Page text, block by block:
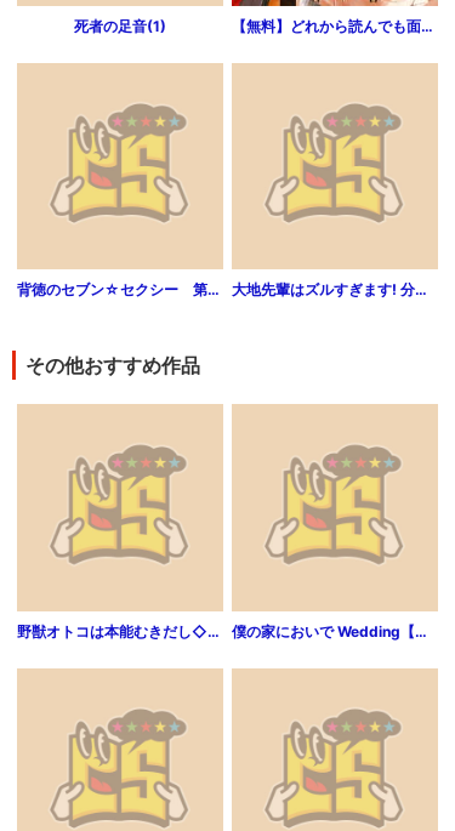
死者の足音(1) 【無料】どれから読んでも面白い！！「皇帝と宦官シリーズ」入門
背徳のセブン☆セクシー 第2巻 大地先輩はズルすぎます! 分冊版 1巻
その他おすすめ作品
野獣オトコは本能むきだし◇な2人 第1巻 僕の家においで Wedding【期間限定無料】 1